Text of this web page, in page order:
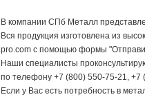
В компании СПб Металл
Вся продукция изготовлена из
pro.com с помощью формы
Наши специалисты
по телефону +7 (800) 550-75-21, +7
Если у Вас есть потребность в